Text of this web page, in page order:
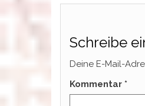
Schreibe
Deine E-Mail-
Kommentar *